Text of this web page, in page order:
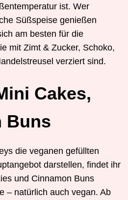
ist. Wer
Süßspeise genießen
am besten für die
mit Zimt & Zucker, Schoko,
verziert sind.
Cakes,
Buns
die veganen gefüllten
darstellen, findet ihr
und Cinnamon Buns
– natürlich auch vegan. Ab